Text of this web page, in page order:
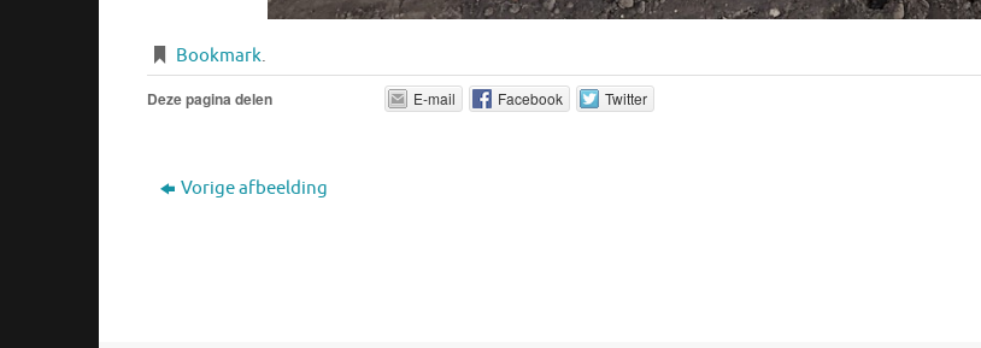
Bookmark.
Deze pagina delen E-mail Facebook Twitter
Vorige afbeelding